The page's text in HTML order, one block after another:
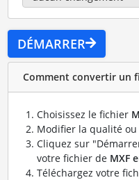
DÉMARRER
Comment convertir un
Choisissez le fichier
Modifier la qualité
Cliquez sur
votre fichier de MXF
Téléchargez votre